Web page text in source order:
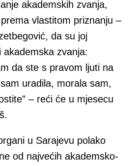
akademskih zvanja,
vlastitom priznanju –
da su joj
akademska zvanja:
da ste s pravom ljuti na
uradila, morala sam,
– reći će u mjesecu
u Sarajevu polako
od najvećih akademsko-